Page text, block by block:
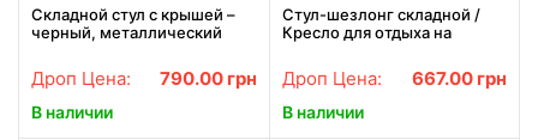
Складной стул с крышей –
черный, металлический
82×54 см
Дроп Цена: 790.00 грн
В наличии
Стул-шезлонг складной /
Кресло для отдыха на
с чехлом
Дроп Цена: 667.00 грн
В наличии